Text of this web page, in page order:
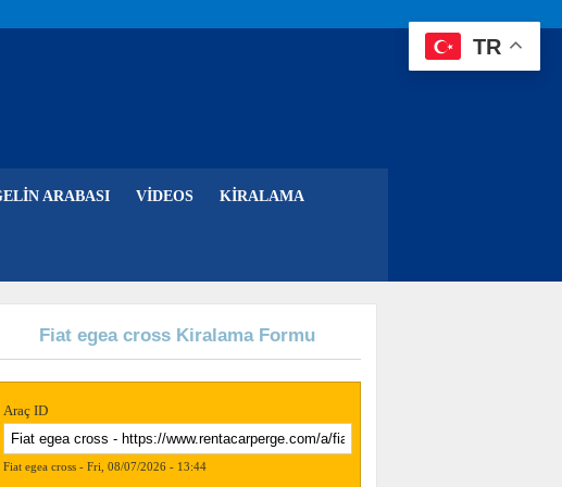
ARABASI VIDEOS KIRALAMA
TR
Fiat egea cross Kiralama Formu
Araç ID
Fiat egea cross - Fri, 08/07/2026 - 13:44